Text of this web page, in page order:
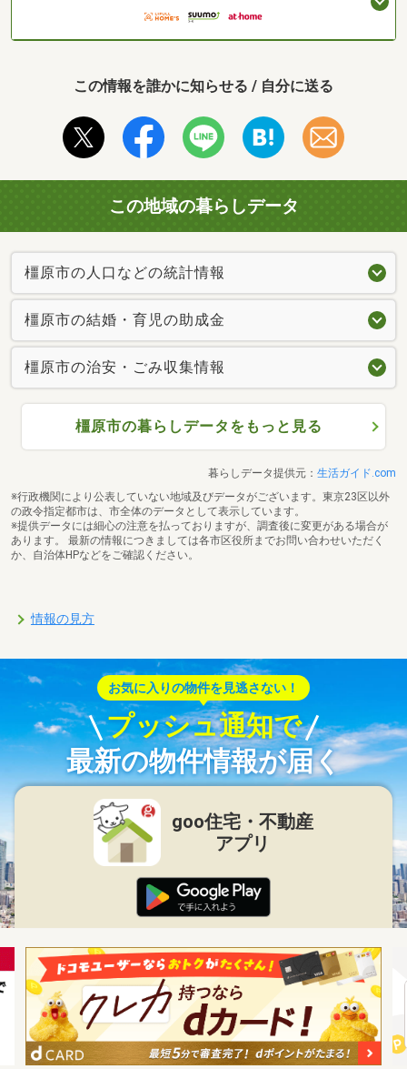
この情報を誰かに知らせる / 自分に送る
この地域の暮らしデータ
橿原市の人口などの統計情報
橿原市の結婚・育児の助成金
橿原市の治安・ごみ収集情報
橿原市の暮らしデータをもっと見る
暮らしデータ提供元： 生活ガイド.com
※行政機関により公表していない地域及びデータがございます。東京23区以外
の政令指定都市は、市全体のデータとして表示しています。
※提供データには細心の注意を払っておりますが、調査後に変更がある場合が
あります。 最新の情報につきましては各市区役所までお問い合わせいただく
か、自治体HPなどをご確認ください。
情報の見方
お気に入りの物件を見逃さない！
プッシュ通知で
最新の物件情報が届く
goo住宅・不動産
アプリ